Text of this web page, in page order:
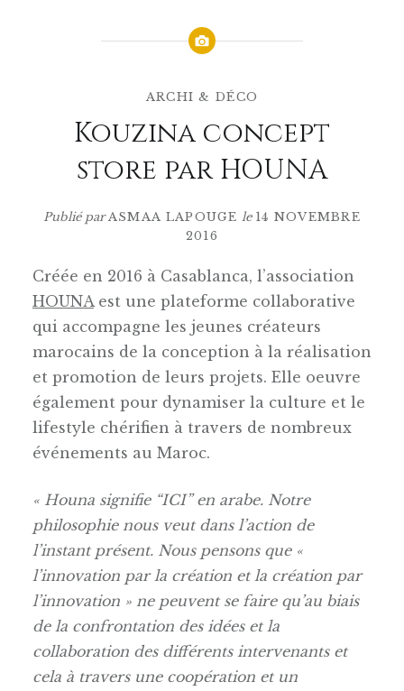
ARCHI & DÉCO
Kouzina concept
store par HOUNA
Publié parASMAA LAPOUGE le 14 NOVEMBRE
2016
Créée en 2016 à Casablanca, l’association
HOUNAest une plateforme collaborative
qui accompagne les jeunes créateurs
marocains de la conception à la réalisation
et promotion de leurs projets. Elle oeuvre
également pour dynamiser la culture et le
lifestyle chérifien à travers de nombreux
événements au Maroc.
« Houna signifie “ICI” en arabe. Notre
philosophie nous veut dans l’action de
l’instant présent. Nous pensons que «
l’innovation par la création et la création par
l’innovation » ne peuvent se faire qu’au biais
de la confrontation des idées et la
collaboration des différents intervenants et
cela à travers une coopération et un